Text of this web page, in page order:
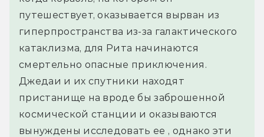
путешествует, оказывается вырван из
гиперпространства из-за галактического
катаклизма, для Рита начинаются
смертельно опасные приключения.
Джедаи и их спутники находят
пристанище на вроде бы заброшенной
космической станции и оказываются
вынуждены исследовать ее , однако эти